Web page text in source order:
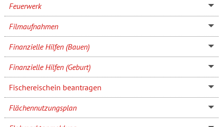
Feuerwerk
Filmaufnahmen
Finanzielle Hilfen (Bauen)
Finanzielle Hilfen (Geburt)
Fischereischein beantragen
Flächennutzungsplan